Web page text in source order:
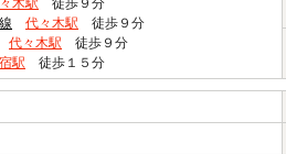
木駅 徒歩９分
代々木駅 徒歩９分
代々木駅 徒歩９分
駅 徒歩１５分